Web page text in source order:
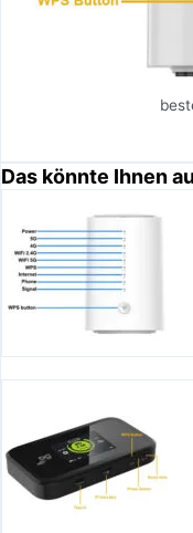
Das könnte Ihnen